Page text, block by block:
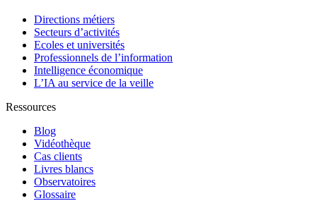
Directions métiers
Secteurs d’activités
Ecoles et universités
Professionnels de l’information
Intelligence économique
L’IA au service de la veille
Ressources
Blog
Vidéothèque
Cas clients
Livres blancs
Observatoires
Glossaire